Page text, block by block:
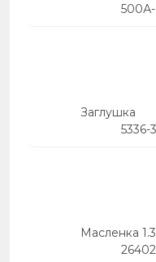
Заглушка
5336-
Масленка